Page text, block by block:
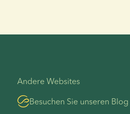
Andere Websites
Besuchen Sie unseren Blog